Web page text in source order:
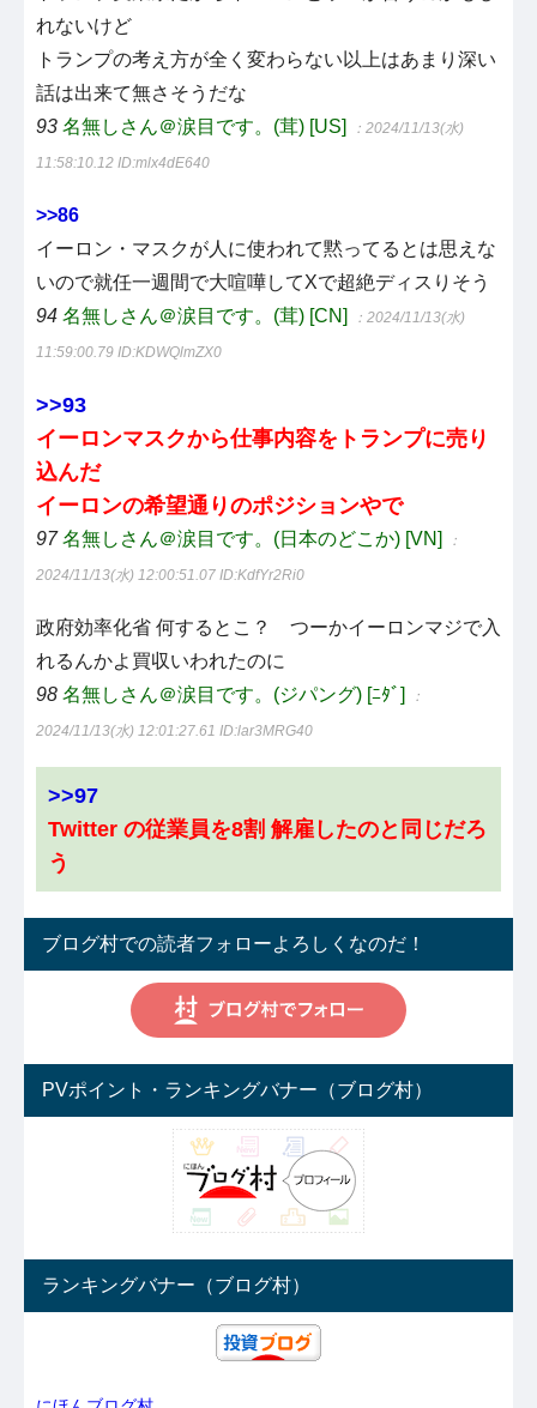
れないけど
トランプの考え方が全く変わらない以上はあまり深い
話は出来て無さそうだな
93 名無しさん＠涙目です。(茸) [US] ：2024/11/13(水)
11:58:10.12 ID:mlx4dE640
>>86
イーロン・マスクが人に使われて黙ってるとは思えな
いので就任一週間で大喧嘩してXで超絶ディスりそう
94 名無しさん＠涙目です。(茸) [CN] ：2024/11/13(水)
11:59:00.79 ID:KDWQlmZX0
>>93
イーロンマスクから仕事内容をトランプに売り
込んだ
イーロンの希望通りのポジションやで
97 名無しさん＠涙目です。(日本のどこか) [VN] ：
2024/11/13(水) 12:00:51.07 ID:KdfYr2Ri0
政府効率化省 何するとこ？ つーかイーロンマジで入
れるんかよ買収いわれたのに
98 名無しさん＠涙目です。(ジパング) [ﾆﾀﾞ] ：
2024/11/13(水) 12:01:27.61 ID:lar3MRG40
>>97
Twitter の従業員を8割 解雇したのと同じだろ
う
ブログ村での読者フォローよろしくなのだ！
PVポイント・ランキングバナー（ブログ村）
ランキングバナー（ブログ村）